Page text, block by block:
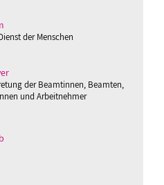
der Menschen
der Beamtinnen, Beamten,
und Arbeitnehmer